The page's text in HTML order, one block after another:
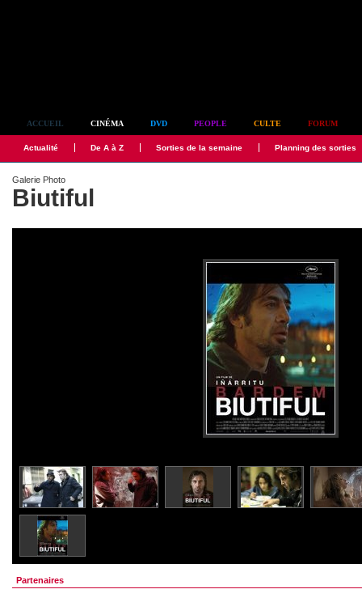
ACCUEIL CINÉMA DVD PEOPLE CULTE FORUM
Actualité De A à Z Sorties de la semaine Planning des sorties
Galerie Photo
Biutiful
Partenaires